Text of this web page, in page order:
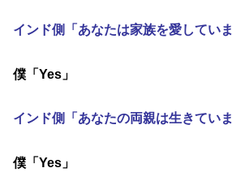
インド側「あなたは家族を愛していま
僕「Yes」
インド側「あなたの両親は生きていま
僕「Yes」